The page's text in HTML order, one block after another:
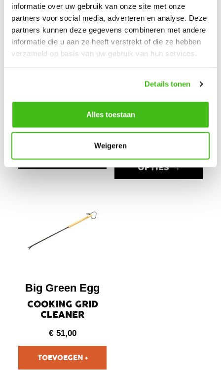
informatie over uw gebruik van onze site met onze
partners voor social media, adverteren en analyse. Deze
partners kunnen deze gegevens combineren met andere
informatie die u aan ze heeft verstrekt of die ze hebben
verzameld op basis van uw gebruik van hun services.
Details tonen
Alles toestaan
Weigeren
RAINCOVER
€ 46,95 - € 58,95
OPTIES →
CHARCOAL
BASKET
OPTIES →
Big Green Egg
COOKING GRID
CLEANER
€ 51,00